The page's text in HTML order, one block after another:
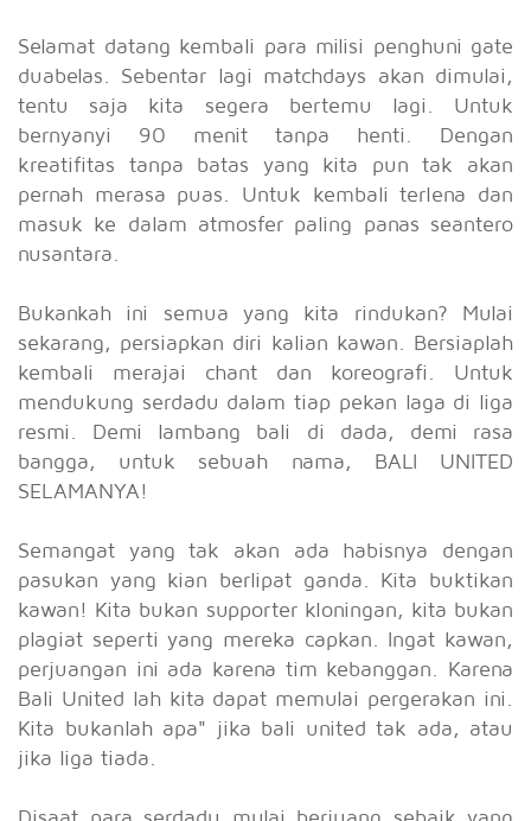
Selamat datang kembali para milisi penghuni gate
duabelas. Sebentar lagi matchdays akan dimulai,
tentu saja kita segera bertemu lagi. Untuk
bernyanyi 90 menit tanpa henti. Dengan
kreatifitas tanpa batas yang kita pun tak akan
pernah merasa puas. Untuk kembali terlena dan
masuk ke dalam atmosfer paling panas seantero
nusantara.
Bukankah ini semua yang kita rindukan? Mulai
sekarang, persiapkan diri kalian kawan. Bersiaplah
kembali merajai chant dan koreografi. Untuk
mendukung serdadu dalam tiap pekan laga di liga
resmi. Demi lambang bali di dada, demi rasa
bangga, untuk sebuah nama, BALI UNITED
SELAMANYA!
Semangat yang tak akan ada habisnya dengan
pasukan yang kian berlipat ganda. Kita buktikan
kawan! Kita bukan supporter kloningan, kita bukan
plagiat seperti yang mereka capkan. Ingat kawan,
perjuangan ini ada karena tim kebanggan. Karena
Bali United lah kita dapat memulai pergerakan ini.
Kita bukanlah apa" jika bali united tak ada, atau
jika liga tiada.